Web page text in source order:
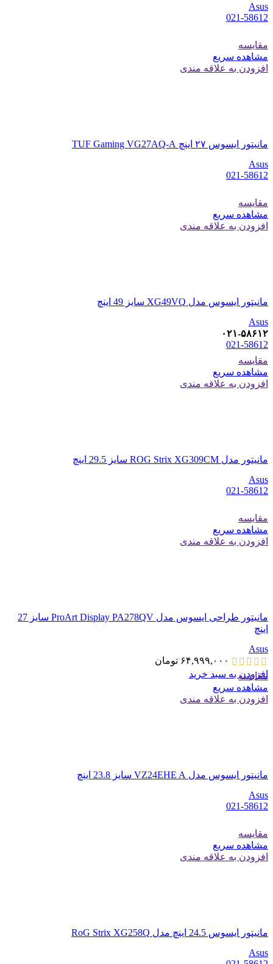
Asus
021-58612
مقایسه
مشاهده سریع
افزودن به علاقه مندی
مانیتور ایسوس ۲۷ اینچ TUF Gaming VG27AQ-A
Asus
021-58612
مقایسه
مشاهده سریع
افزودن به علاقه مندی
مانیتور ایسوس مدل XG49VQ سایز 49 اینچ
Asus
۰۲۱-۵۸۶۱۲
021-58612
مقایسه
مشاهده سریع
افزودن به علاقه مندی
مانیتور مدل ROG Strix XG309CM سایز 29.5 اینچ
Asus
021-58612
مقایسه
مشاهده سریع
افزودن به علاقه مندی
مانیتور طراحی ایسوس مدل ProArt Display PA278QV سایز 27
اینچ
Asus
۶۴,۹۹۹,۰۰۰ تومان
افزودن به سبد خرید
مقایسه
مشاهده سریع
افزودن به علاقه مندی
مانیتور ایسوس مدل VZ24EHE A سایز 23.8 اینچ
Asus
021-58612
مقایسه
مشاهده سریع
افزودن به علاقه مندی
مانیتور ایسوس 24.5 اینچ مدل RoG Strix XG258Q
Asus